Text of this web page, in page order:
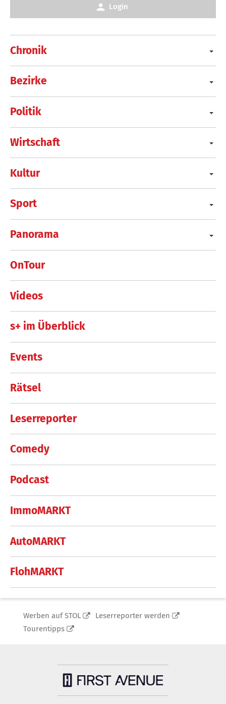
Chronik
Bezirke
Politik
Wirtschaft
Kultur
Sport
Panorama
OnTour
Videos
s+ im Überblick
Events
Rätsel
Leserreporter
Comedy
Podcast
ImmoMARKT
AutoMARKT
FlohMARKT
Login
Werben auf STOL
Leserreporter werden
Tourentipps